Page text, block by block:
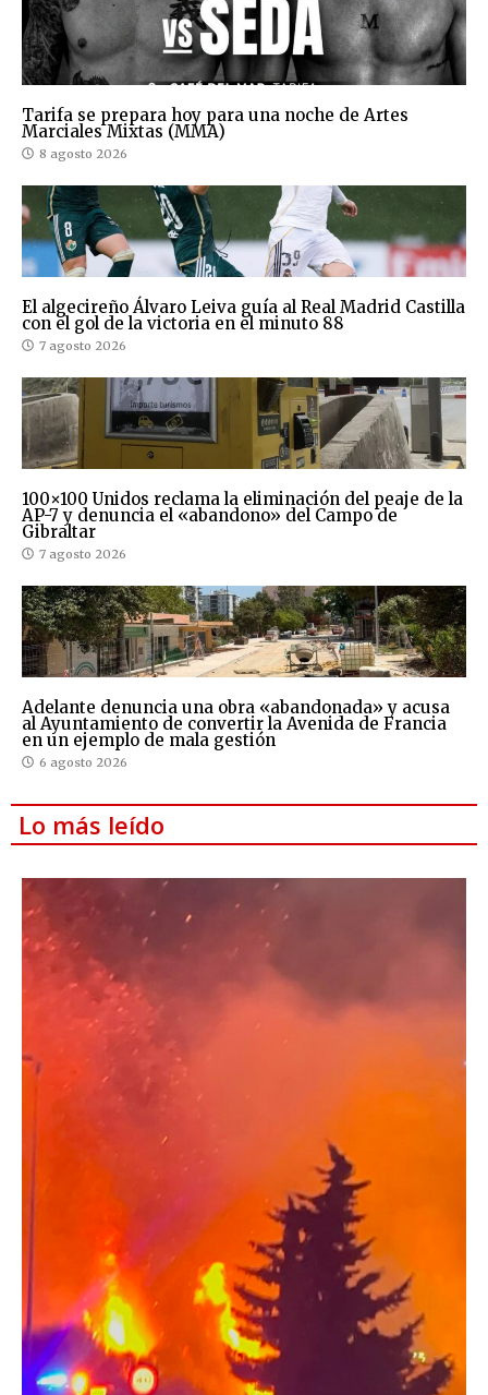
Tarifa se prepara hoy para una noche de Artes
Marciales Mixtas (MMA)
8 agosto 2026
El algecireño Álvaro Leiva guía al Real Madrid Castilla
con el gol de la victoria en el minuto 88
7 agosto 2026
100×100 Unidos reclama la eliminación del peaje de la
AP-7 y denuncia el «abandono» del Campo de
Gibraltar
7 agosto 2026
Adelante denuncia una obra «abandonada» y acusa
al Ayuntamiento de convertir la Avenida de Francia
en un ejemplo de mala gestión
6 agosto 2026
Lo más leído